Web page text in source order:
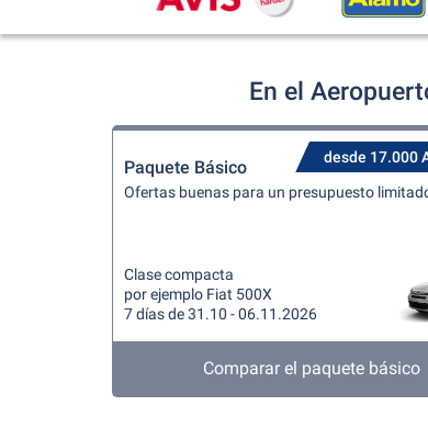
En el
desde 17.000
Paquete Básico
Ofertas buenas para un presupuesto
Clase compacta
por ejemplo Fiat 500X
7 días de 31.10 - 06.11.2026
Comparar el paquete básico